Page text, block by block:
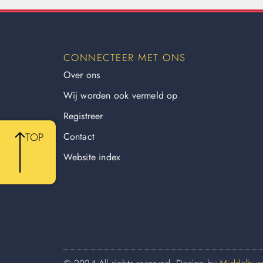
TOP
CONNECTEER MET ONS
Over ons
Wij worden ook vermeld op
Registreer
Contact
Website index